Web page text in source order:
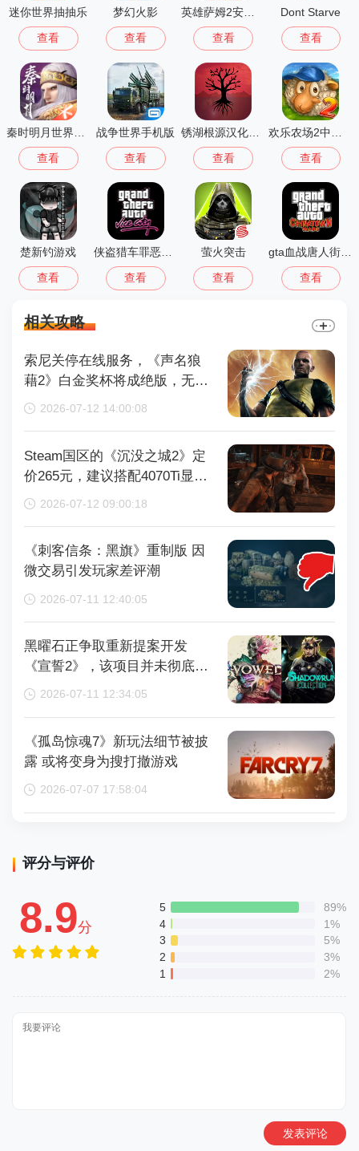
迷你世界抽抽乐
查看
梦幻火影
查看
英雄萨姆2安卓版
查看
Dont Starve
查看
查看
战争世界手机版
查看 查看 查看
楚新钓游戏
查看 查看
萤火突击
查看 查看
相关攻略
索尼关停在线服务，《声名狼
藉2》白金奖杯将成绝版，无法
再获取
2026-07-12 14:00:08
Steam国区的《沉没之城2》定
价265元，建议搭配4070Ti显卡
以获得较好体验
2026-07-12 09:00:18
《刺客信条：黑旗》重制版 因
微交易引发玩家差评潮
2026-07-11 12:40:05
黑曜石正争取重新提案开发
《宣誓2》，该项目并未彻底取
消
2026-07-11 12:34:05
《孤岛惊魂7》新玩法细节被披
露 或将变身为搜打撤游戏
2026-07-07 17:58:04
评分与评价
8.9分
5
89%
4
1%
3
5%
2
3%
1
2%
发表评论